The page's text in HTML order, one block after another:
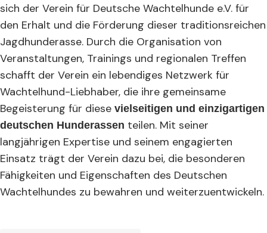
sich der Verein für Deutsche Wachtelhunde e.V. für
den Erhalt und die Förderung dieser traditionsreichen
Jagdhunderasse. Durch die Organisation von
Veranstaltungen, Trainings und regionalen Treffen
schafft der Verein ein lebendiges Netzwerk für
Wachtelhund-Liebhaber, die ihre gemeinsame
Begeisterung für diese vielseitigen und einzigartigen
deutschen Hunderassen teilen. Mit seiner
langjährigen Expertise und seinem engagierten
Einsatz trägt der Verein dazu bei, die besonderen
Fähigkeiten und Eigenschaften des Deutschen
Wachtelhundes zu bewahren und weiterzuentwickeln.